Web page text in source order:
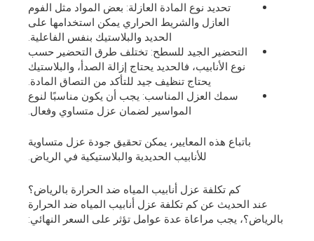
تحديد نوع المادة العازلة: بعض المواد مثل الفوم
العازل والشريط الحراري يمكن استخدامها على
الحديد والبلاستيك بنفس الفاعلية.
التحضير الجيد للسطح: تختلف طرق التحضير حسب
نوع الأنابيب، فالحديد يحتاج إزالة الصدأ، والبلاستيك
يحتاج تنظيف جيد للتأكد من التصاق المادة.
سمك العزل المناسب: يجب أن يكون مناسبًا لنوع
المواسير لضمان عزل متساوي وفعال.
باتباع هذه المعايير، يمكن تحقيق جودة عزل متساوية
للأنابيب الحديدية والبلاستيكية في الرياض.
كم تكلفة عزل أنابيب المياه ضد الحرارة بالرياض؟
عند الحديث عن كم تكلفة عزل أنابيب المياه ضد الحرارة
بالرياض؟، يجب مراعاة عدة عوامل تؤثر على السعر النهائي: